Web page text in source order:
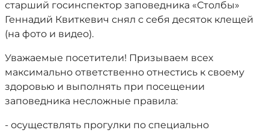
старший госинспектор заповедника «Столбы»
Геннадий Квиткевич снял с себя десяток клещей
(на фото и видео).
Уважаемые посетители! Призываем всех
максимально ответственно отнестись к своему
здоровью и выполнять при посещении
заповедника несложные правила:
- осуществлять прогулки по специально